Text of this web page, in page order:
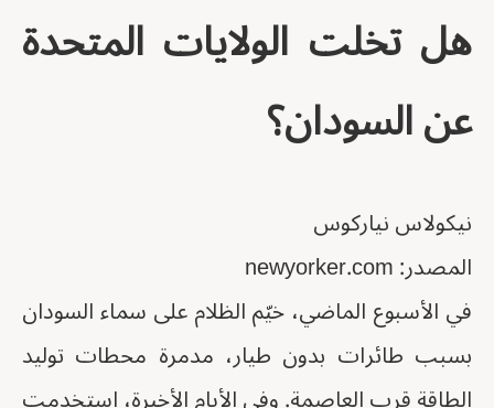
هل تخلت الولايات المتحدة
عن السودان؟
نيكولاس نياركوس
المصدر: newyorker.com
في الأسبوع الماضي، خيّم الظلام على سماء السودان
بسبب طائرات بدون طيار، مدمرة محطات توليد